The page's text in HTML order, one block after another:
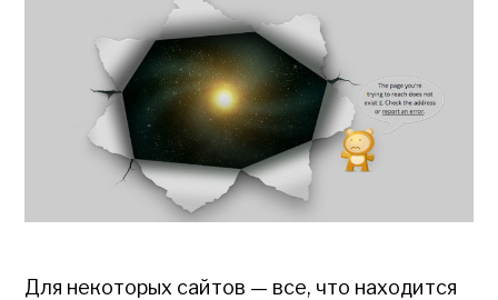
Для некоторых сайтов — все, что находится